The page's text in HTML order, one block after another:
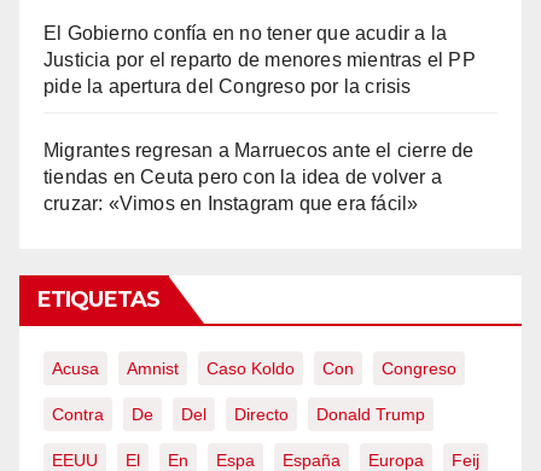
El Gobierno confía en no tener que acudir a la
Justicia por el reparto de menores mientras el PP
pide la apertura del Congreso por la crisis
Migrantes regresan a Marruecos ante el cierre de
tiendas en Ceuta pero con la idea de volver a
cruzar: «Vimos en Instagram que era fácil»
ETIQUETAS
Acusa Amnist Caso Koldo Con Congreso
Contra De Del Directo Donald Trump
EEUU El En Espa España Europa Feij